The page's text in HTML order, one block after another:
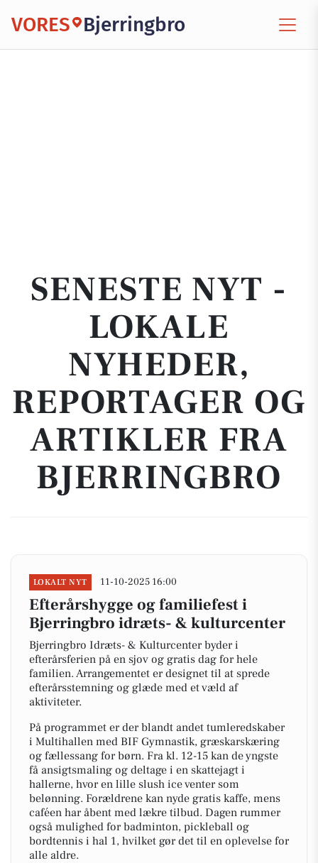
VORES Bjerringbro
SENESTE NYT -
LOKALE
NYHEDER,
REPORTAGER OG
ARTIKLER FRA
BJERRINGBRO
LOKALT NYT 11-10-2025 16:00
Efterårshygge og familiefest i
Bjerringbro idræts- & kulturcenter
Bjerringbro Idræts- & Kulturcenter byder i
efterårsferien på en sjov og gratis dag for hele
familien. Arrangementet er designet til at sprede
efterårsstemning og glæde med et væld af
aktiviteter.
På programmet er der blandt andet tumleredskaber
i Multihallen med BIF Gymnastik, græskarskæring
og fællessang for børn. Fra kl. 12-15 kan de yngste
få ansigtsmaling og deltage i en skattejagt i
hallerne, hvor en lille slush ice venter som
belønning. Forældrene kan nyde gratis kaffe, mens
caféen har åbent med lækre tilbud. Dagen rummer
også mulighed for badminton, pickleball og
bordtennis i hal 1, hvilket gør det til en oplevelse for
alle aldre.